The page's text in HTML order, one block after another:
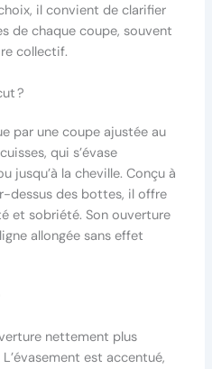
il convient de clarifier
de chaque coupe, souvent
collectif.
?
par une coupe ajustée au
qui s’évase
jusqu’à la cheville. Conçu à
dessus des bottes, il offre
et sobriété. Son ouverture
allongée sans effet
nettement plus
est accentué,